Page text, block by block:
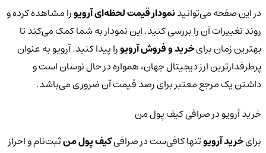
در این صفحه می‌توانیدنمودار قیمت لحظه‌ای آرویورا مشاهده کرده و
روند تغییرات آن را بررسی کنید. این نمودار به شما کمک می‌کند تا
بهترین زمان برایخرید و فروش آرویورا پیدا کنید. آرویو به عنوان
پرطرفدارترین ارز دیجیتال جهان، همواره در حال نوسان است و
داشتن یک مرجع معتبر برای رصد قیمت آن ضروری می‌باشد.
خرید آرویو در صرافی کیف پول من
برایخرید آرویوتنها کافی‌ست در صرافیکیف پول منثبت‌نام و احراز